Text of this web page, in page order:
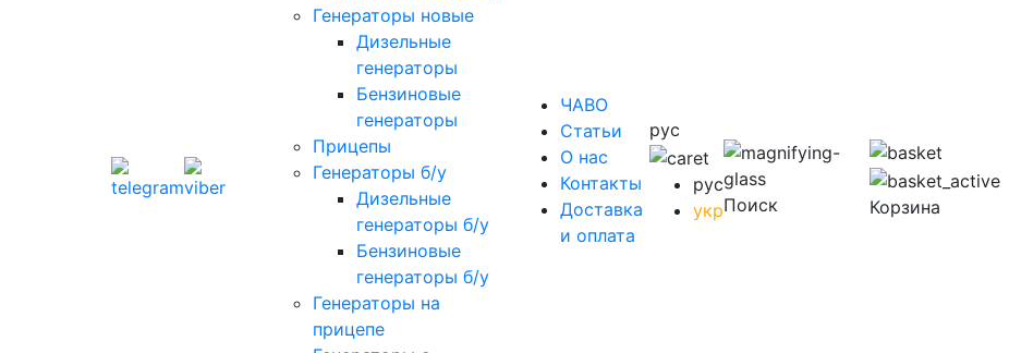
Генераторы новые
Дизельные
генераторы
Бензиновые
генераторы
Прицепы
Генераторы б/у
Дизельные
генераторы б/у
Бензиновые
генераторы б/у
Генераторы на
прицепе
ЧАВО
Cтатьи
O нас
Контакты
Доставка
и оплата
рус
рус
укрПоиск Корзина